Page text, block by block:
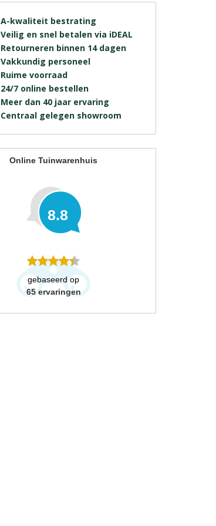
A-kwaliteit bestrating
Veilig en snel betalen via iDEAL
Retourneren binnen 14 dagen
Vakkundig personeel
Ruime voorraad
24/7 online bestellen
Meer dan 40 jaar ervaring
Centraal gelegen showroom
Online Tuinwarenhuis
8.8
gebaseerd op
65 ervaringen